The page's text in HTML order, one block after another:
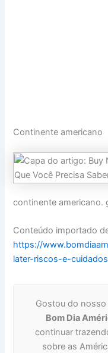
Continente americano
continente americano.
Conteúdo importado
https://
later-riscos-e-
Gostou do
Bom Dia
continuar
sobre as